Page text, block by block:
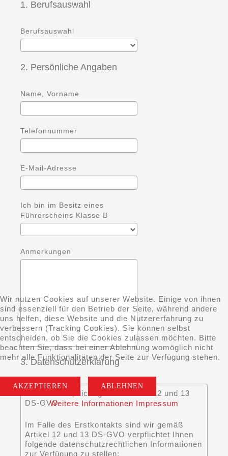
1. Berufsauswahl
Berufsauswahl
2. Persönliche Angaben
Name, Vorname
Telefonnummer
E-Mail-Adresse
Ich bin im Besitz eines
Führerscheins Klasse B
Anmerkungen
3. Datenschutzerklärung
Informationspflicht gemäß Artikel 12 und 13
DS-GVO
Im Falle des Erstkontakts sind wir gemäß
Artikel 12 und 13 DS-GVO verpflichtet Ihnen
folgende datenschutzrechtlichen Informationen
zur Verfügung zu stellen:
Wir nutzen Cookies auf unserer Website. Einige von ihnen
sind essenziell für den Betrieb der Seite, während andere
uns helfen, diese Website und die Nutzererfahrung zu
verbessern (Tracking Cookies). Sie können selbst
entscheiden, ob Sie die Cookies zulassen möchten. Bitte
beachten Sie, dass bei einer Ablehnung womöglich nicht
mehr alle Funktionalitäten der Seite zur Verfügung stehen.
AKZEPTIEREN ABLEHNEN
Weitere Informationen Impressum